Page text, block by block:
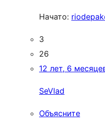
Начато:
3
26
12 лет, 6
SeVlad
Объясните